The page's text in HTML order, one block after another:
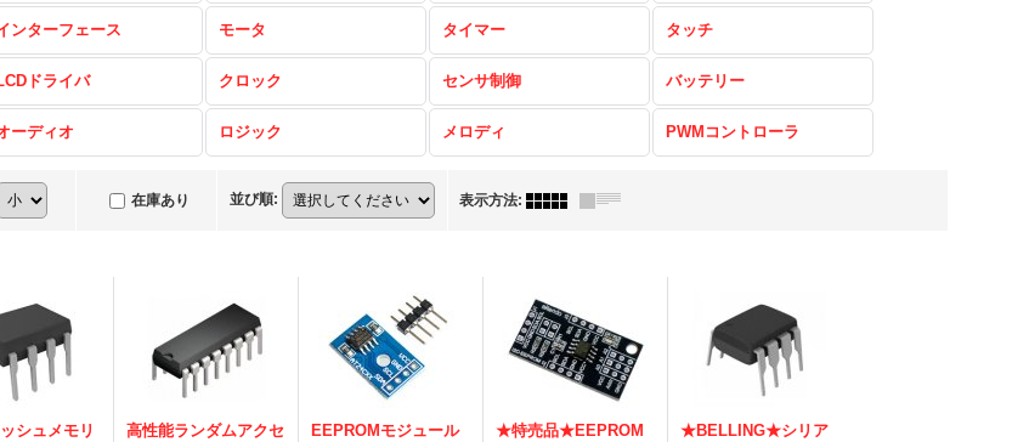
ンターフェース モータ タイマー タッチ
ドライバ クロック センサ制御 バッテリー
ーディオ ロジック メロディ PWMコントローラ
在庫あり 並び順: 表示方法:
シュメモリ
高性能ランダムアクセ
EEPROMモジュール
★特売品★EEPROM
★BELLING★シリア